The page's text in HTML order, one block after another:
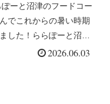
ーと沼津のフードコー
でこれからの暑い時期
した！ららぽーと沼津
2026.06.03